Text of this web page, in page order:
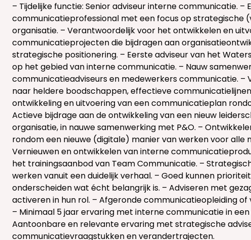
– Tijdelijke functie: Senior adviseur interne communicatie. –
communicatieprofessional met een focus op strategische
organisatie. – Verantwoordelijk voor het ontwikkelen en
communicatieprojecten die bijdragen aan
strategische positionering. – Eerste adviseur van het
op het gebied van interne communicatie. – Nauw
communicatieadviseurs en medewerkers communicatie.
naar heldere boodschappen, effectieve
ontwikkeling en uitvoering van een communicatieplan
Actieve bijdrage aan de ontwikkeling van een nieuw
organisatie, in nauwe samenwerking met P&O. –
rondom een nieuwe (digitale) manier van werken voor alle
Vernieuwen en ontwikkelen van interne
het trainingsaanbod van Team Communicatie. –
werken vanuit een duidelijk verhaal. – Goed kunnen
onderscheiden wat écht belangrijk is. – Adviseren met
activeren in hun rol. – Afgeronde communicatieopleiding
– Minimaal 5 jaar ervaring met interne communicatie in
Aantoonbare en relevante ervaring met strategische
communicatievraagstukken en verandertrajecten.